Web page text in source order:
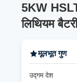
5KW
लिथियम
मूलभूत गुण
उद्गम देश